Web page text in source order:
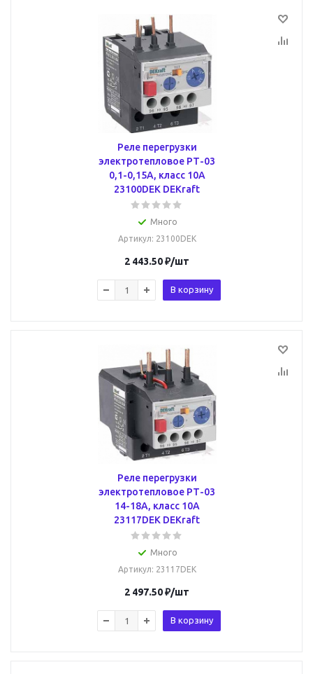
Реле перегрузки
электротепловое РТ-03
0,1-0,15А, класс 10A
23100DEK DEKraft
Много
Артикул: 23100DEK
2 443.50₽/шт
В корзину
Реле перегрузки
электротепловое РТ-03
14-18А, класс 10A
23117DEK DEKraft
Много
Артикул: 23117DEK
2 497.50₽/шт
В корзину